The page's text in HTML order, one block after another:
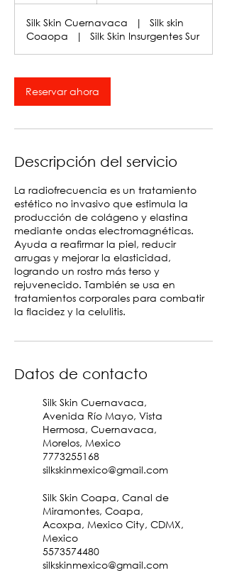
Silk Skin Cuernavaca |
Silk skin
Coaopa
| Silk Skin Insurgentes Sur
Reservar ahora
Descripción del servicio
La radiofrecuencia es un tratamiento
estético no invasivo que estimula la
producción de colágeno y elastina
mediante ondas electromagnéticas.
Ayuda a reafirmar la piel, reducir
arrugas y mejorar la elasticidad,
logrando un rostro más terso y
rejuvenecido. También se usa en
tratamientos corporales para combatir
la flacidez y la celulitis.
Datos de contacto
Silk Skin Cuernavaca,
Avenida Río Mayo, Vista
Hermosa, Cuernavaca,
Morelos, Mexico
7773255168
silkskinmexico@gmail.com
Silk Skin Coapa, Canal de
Miramontes, Coapa,
Acoxpa, Mexico City, CDMX,
Mexico
5573574480
silkskinmexico@gmail.com